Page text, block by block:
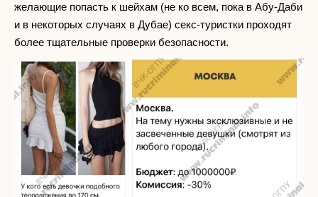
желающие попасть к шейхам (не ко всем, пока в Абу-Даби
и в некоторых случаях в Дубае) секс-туристки проходят
более тщательные проверки безопасности.